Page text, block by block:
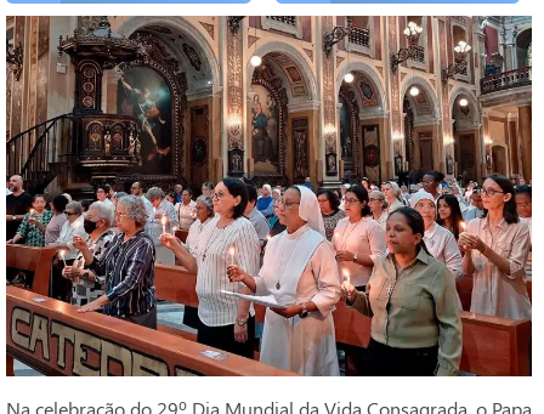
Na celebração do 29º Dia Mundial da Vida Consagrada, o Papa